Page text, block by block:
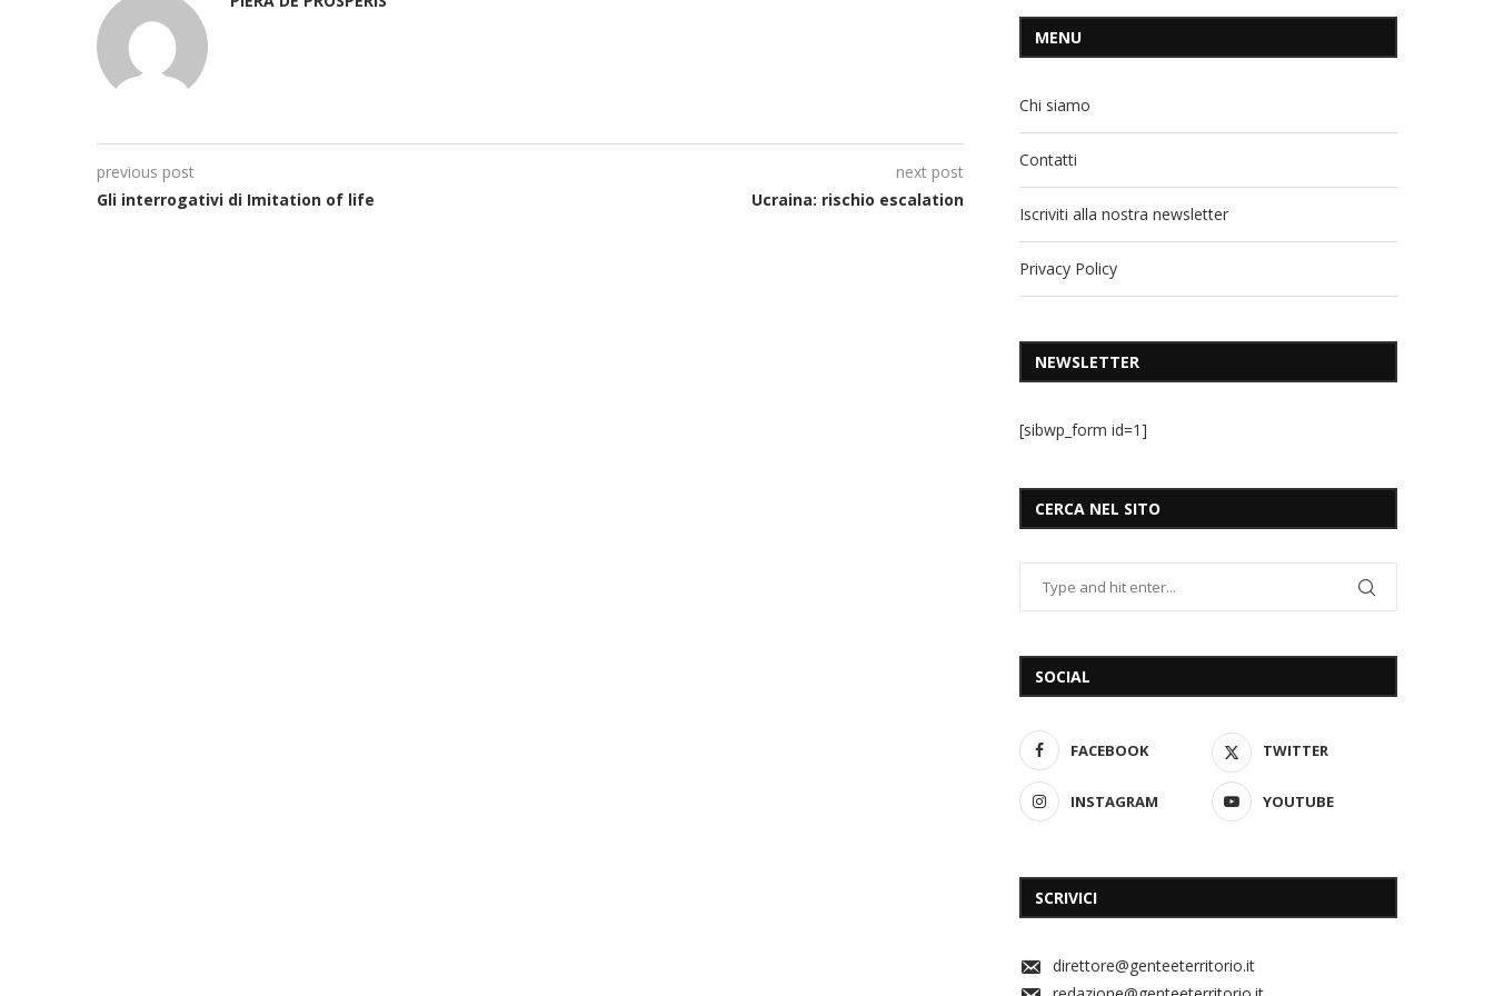
previous post
Gli interrogativi di Imitation of life
next post
Ucraina: rischio escalation
MENU
Chi siamo
Contatti
Iscriviti alla nostra newsletter
Privacy Policy
NEWSLETTER
[sibwp_form id=1]
CERCA NEL SITO
SOCIAL
FACEBOOK TWITTER
INSTAGRAM YOUTUBE
SCRIVICI
direttore@genteeterritorio.it